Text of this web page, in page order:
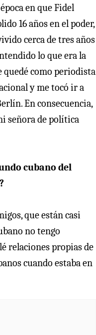
en que Fidel
16 años en el poder,
cerca de tres años
lo que era la
quedé como periodista
y me tocó ir a
En consecuencia,
señora de política
cubano del
que están casi
no tengo
relaciones propias de
cuando estaba en